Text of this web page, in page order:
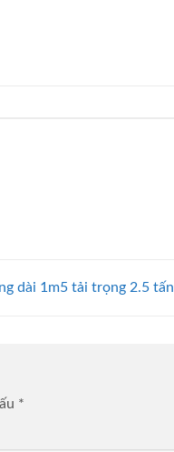
dài 1m5 tải trọng 2.5 tấn
*